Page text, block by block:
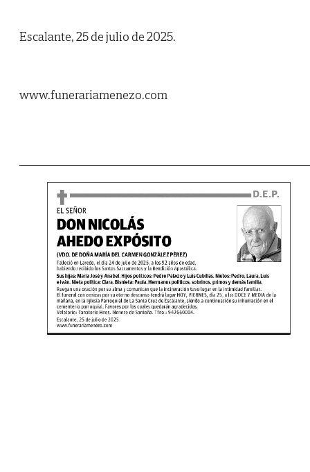
Escalante, 25 de julio de 2025.
www.funerariamenezo.com